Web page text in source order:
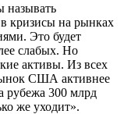
называть
кризисы на рынках
Это будет
слабых. Но
активы. Из всех
США активнее
рубежа 300 млрд
же уходит».